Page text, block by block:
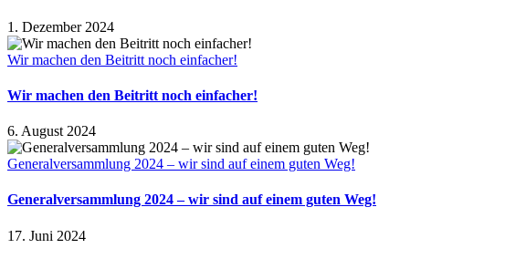
1. Dezember 2024
Wir machen den Beitritt noch einfacher!
Wir machen den Beitritt noch einfacher!
6. August 2024
Generalversammlung 2024 – wir sind auf einem guten Weg!
Generalversammlung 2024 – wir sind auf einem guten Weg!
17. Juni 2024